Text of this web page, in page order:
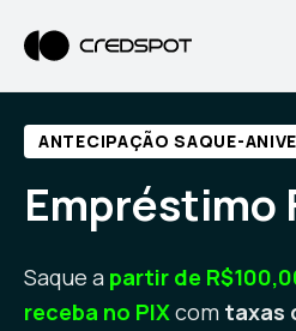
ANTECIPAÇÃO SAQUE-
Empréstimo
Saque a partir de
receba no PIXcom taxas